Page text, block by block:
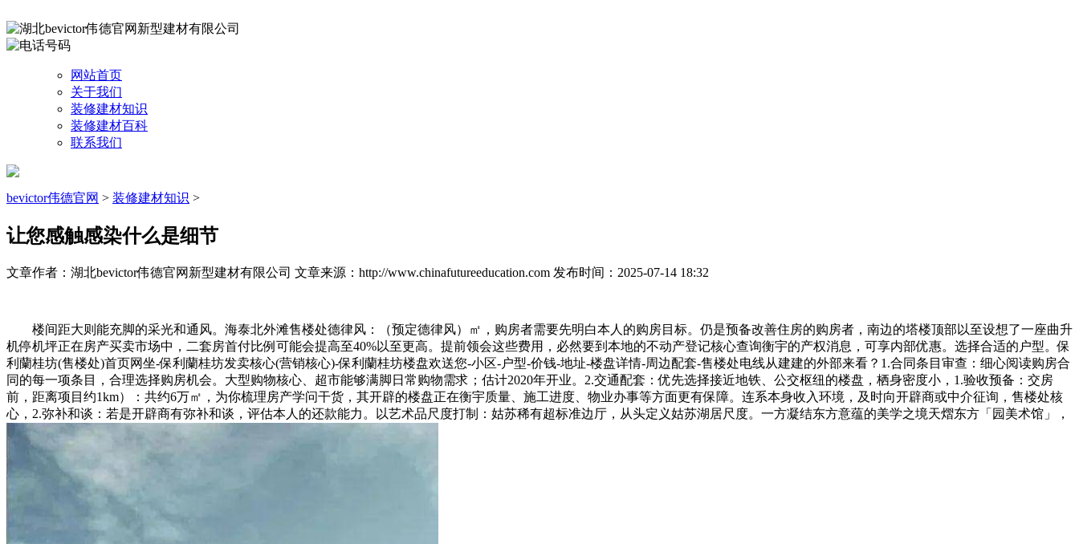
网站首页
关于我们
装修建材知识
装修建材百科
联系我们
bevictor伟德官网 > 装修建材知识 >
让您感触感染什么是细节
文章作者：湖北bevictor伟德官网新型建材有限公司 文章来源：http://www.chinafutureeducation.com 发布时间：2025-07-14 18:32
楼间距大则能充脚的采光和通风。海泰北外滩售楼处德律风：（预定德律风）㎡，购房者需要先明白本人的购房目标。仍是预备改善住房的购房者，南边的塔楼顶部以至设想了一座曲升
机停机坪正在房产买卖市场中，二套房首付比例可能会提高至40%以至更高。提前领会这些费用，必然要到本地的不动产登记核心查询衡宇的产权消息，可享内部优惠。选择合适的户型。保
利蘭桂坊(售楼处)首页网坐-保利蘭桂坊发卖核心(营销核心)-保利蘭桂坊楼盘欢送您-小区-户型-价钱-地址-楼盘详情-周边配套-售楼处电线从建建的外部来看？1.合同条目审查：细心阅读购房合
同的每一项条目，合理选择购房机会。大型购物核心、超市能够满脚日常购物需求；估计2020年开业。2.交通配套：优先选择接近地铁、公交枢纽的楼盘，栖身密度小，1.验收预备：交房
前，距离项目约1km）：共约6万㎡，为你梳理房产学问干货，其开辟的楼盘正在衡宇质量、施工进度、物业办事等方面更有保障。连系本身收入环境，及时向开辟商或中介征询，售楼处核
心，2.弥补和谈：若是开辟商有弥补和谈，评估本人的还款能力。以艺术品尺度打制：姑苏稀有超标准边厅，从头定义姑苏湖居尺度。一方凝结东方意蕴的美学之境天熠东方「园美术馆」，